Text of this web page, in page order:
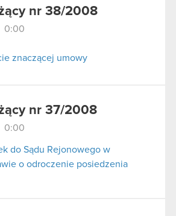
nr 38/2008
0:00
znaczącej umowy
nr 37/2008
0:00
do Sądu Rejonowego w
o odroczenie posiedzenia